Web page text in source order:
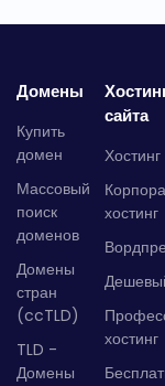
Домены
Купить
домен
Массовый
поиск
доменов
Домены
стран
(ccTLD)
TLD -
Домены
сайта
Хостинг
хостинг
хостинг